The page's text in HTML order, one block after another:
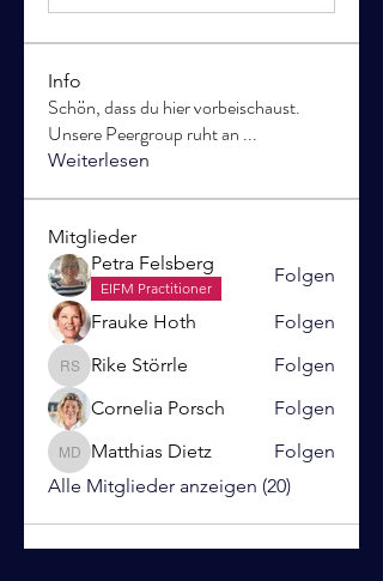
Info
Schön, dass du hier vorbeischaust.
Unsere Peergroup ruht an ...
Weiterlesen
Mitglieder
Petra Felsberg
EIFM Practitioner
Folgen
Frauke Hoth Folgen
Rike Störrle
Rike Störrle
Folgen
Cornelia Porsch
Folgen
Matthias Dietz
Matthias Dietz
Folgen
Alle Mitglieder anzeigen (20)